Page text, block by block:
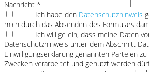
Nachricht *
Ich habe den Datenschutzhinweis
mich durch das Absenden des Formulars
Ich willige ein, dass meine Daten
Datenschutzhinweis unter dem Abschnitt
Einwilligungserklärung genannten Parteien
Zwecken verarbeitet und genutzt werden